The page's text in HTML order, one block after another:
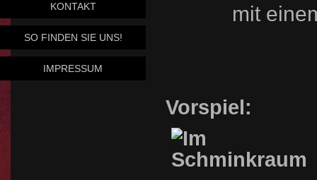
KONTAKT
SO FINDEN SIE UNS!
IMPRESSUM
mit
Vorspiel: